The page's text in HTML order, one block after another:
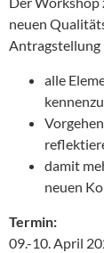
neuen
Antragstellung
alle
damit
neuen
Termin:
09.-10. April